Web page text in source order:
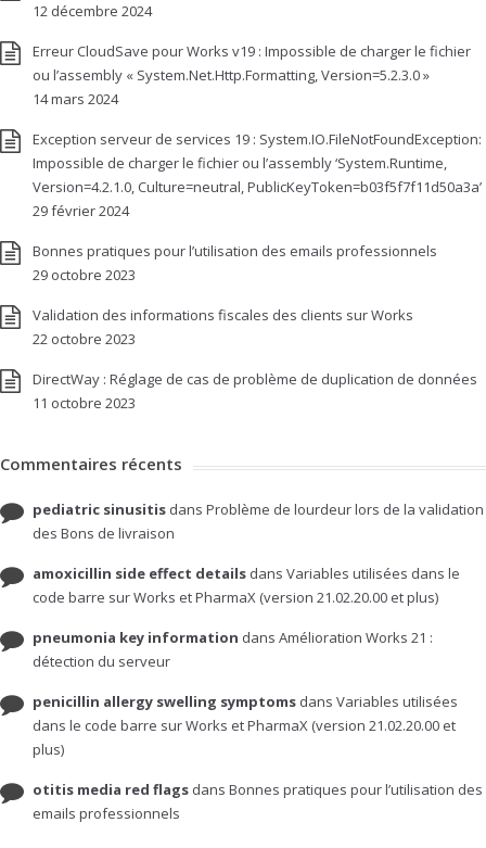
12 décembre 2024
Erreur CloudSave pour Works v19 : Impossible de charger le fichier
ou l’assembly « System.Net.Http.Formatting, Version=5.2.3.0 »
14 mars 2024
Exception serveur de services 19 : System.IO.FileNotFoundException:
Impossible de charger le fichier ou l’assembly ‘System.Runtime,
Version=4.2.1.0, Culture=neutral, PublicKeyToken=b03f5f7f11d50a3a’
29 février 2024
Bonnes pratiques pour l’utilisation des emails professionnels
29 octobre 2023
Validation des informations fiscales des clients sur Works
22 octobre 2023
DirectWay : Réglage de cas de problème de duplication de données
11 octobre 2023
Commentaires récents
pediatric sinusitis dans Problème de lourdeur lors de la validation
des Bons de livraison
amoxicillin side effect details dans Variables utilisées dans le
code barre sur Works et PharmaX (version 21.02.20.00 et plus)
pneumonia key information dans Amélioration Works 21 :
détection du serveur
penicillin allergy swelling symptoms dans Variables utilisées
dans le code barre sur Works et PharmaX (version 21.02.20.00 et
plus)
otitis media red flags dans Bonnes pratiques pour l’utilisation des
emails professionnels